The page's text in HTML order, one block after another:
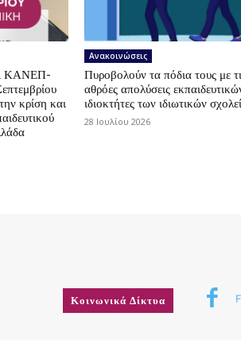
ΚΑΝΕΠ-
κρίση και
Ανακοινώσεις
Πυροβολούν τα πόδια τους με
αθρόες απολύσεις
ιδιοκτήτες των ιδιωτικών
28 Ιουλίου 2026
Κοινωνικά Δίκτυα